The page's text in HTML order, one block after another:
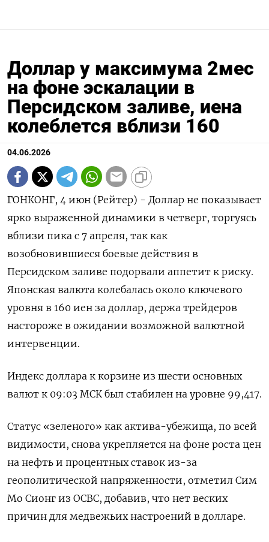
Доллар у максимума 2мес
на фоне эскалации в
Персидском заливе, иена
колеблется вблизи 160
04.06.2026
ГОНКОНГ, 4 июн (Рейтер) - Доллар не показывает
ярко выраженной динамики в четверг, торгуясь
вблизи пика с 7 апреля, так как
возобновившиеся боевые действия в
‌Персидском заливе подорвали аппетит к риску.
Японская валюта колебалась около ключевого
уровня в 160 иен за доллар, держа трейдеров
настороже в ожидании возможной валютной ​
интервенции.
Индекс доллара к ​корзине из ​шести основных
валют ⁠к 09:03 МСК был стабилен на уровне ‌99,417.
Статус «зеленого» как актива-убежища, по всей
‌видимости, снова укрепляется на фоне роста цен
на нефть и процентных ставок из-за ​
геополитической напряженности, отметил Сим
Мо Сионг из OCBC, добавив, ‌что нет веских
причин для медвежьих настроений в долларе.